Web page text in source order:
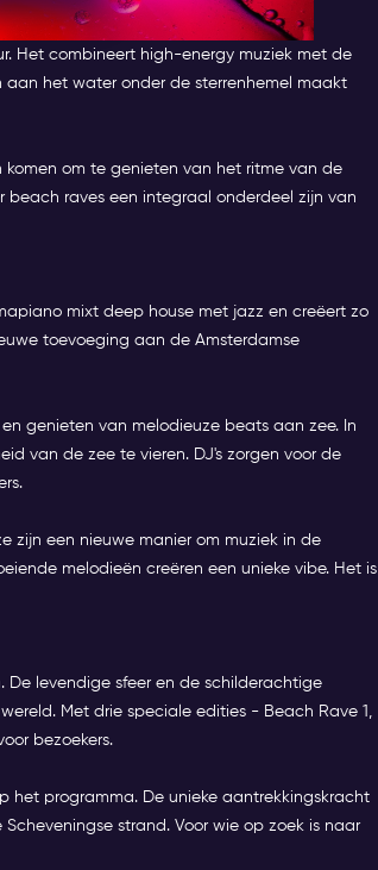
IN AMSTERDAM
Het combineert high-energy muziek met de
aan het water onder de sterrenhemel maakt
komen om te genieten van het ritme van de
raves een integraal onderdeel zijn van
mixt deep house met jazz en creëert zo
toevoeging aan de Amsterdamse
genieten van melodieuze beats aan zee. In
van de zee te vieren. DJ's zorgen voor de
zijn een nieuwe manier om muziek in de
melodieën creëren een unieke vibe. Het is
De levendige sfeer en de schilderachtige
Met drie speciale edities - Beach Rave 1,
bezoekers.
het programma. De unieke aantrekkingskracht
strand. Voor wie op zoek is naar